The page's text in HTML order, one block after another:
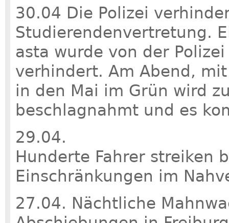
30.04 Die Polizei
Studierendenvertretung.
asta wurde von der
verhindert. Am Abend,
in den Mai im Grün wird
beschlagnahmt und es
29.04.
Hunderte Fahrer streiken
Einschränkungen im
27.04. Nächtliche